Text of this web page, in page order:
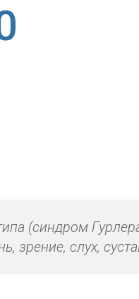
(синдром
зрение, слух,